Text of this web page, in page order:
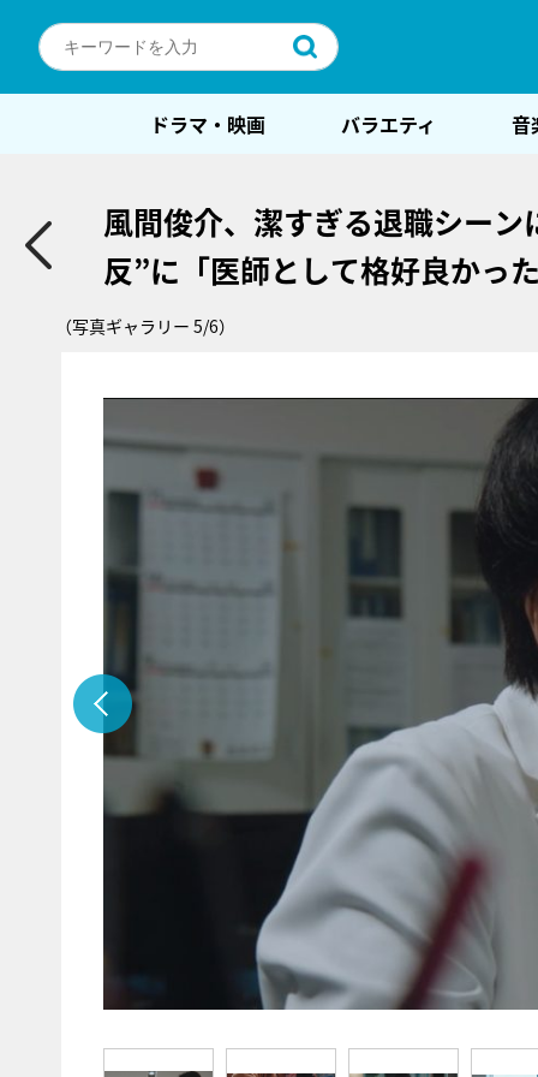
ドラマ・映画 バラエティ 音
風間俊介、潔すぎる退職シー
反”に「医師として格好良かっ
（写真ギャラリー 5/6）